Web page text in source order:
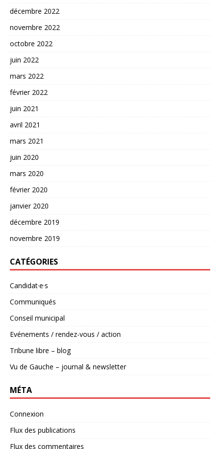
décembre 2022
novembre 2022
octobre 2022
juin 2022
mars 2022
février 2022
juin 2021
avril 2021
mars 2021
juin 2020
mars 2020
février 2020
janvier 2020
décembre 2019
novembre 2019
CATÉGORIES
Candidat·e·s
Communiqués
Conseil municipal
Evénements / rendez-vous / action
Tribune libre – blog
Vu de Gauche – journal & newsletter
MÉTA
Connexion
Flux des publications
Flux des commentaires